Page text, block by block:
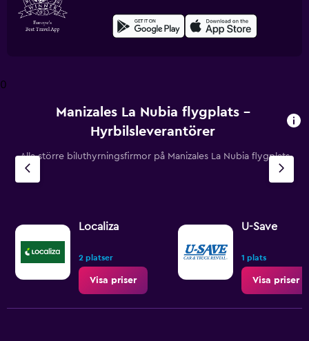
0
Manizales La Nubia flygplats –
Hyrbilsleverantörer
Alla större biluthyrningsfirmor på Manizales La Nubia flygplats
Localiza
2 platser
Visa priser
U-Save
1 plats
Visa priser